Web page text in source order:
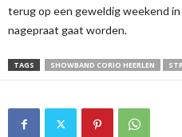
terug op een geweldig weekend
nagepraat gaat worden.
TAGS SHOWBAND CORIO HEERLEN